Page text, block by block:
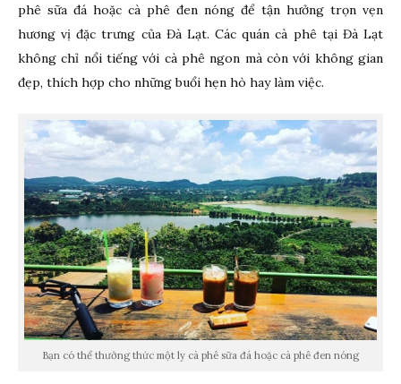
phê sữa đá hoặc cà phê đen nóng để tận hưởng trọn vẹn
hương vị đặc trưng của Đà Lạt. Các quán cà phê tại Đà Lạt
không chỉ nổi tiếng với cà phê ngon mà còn với không gian
đẹp, thích hợp cho những buổi hẹn hò hay làm việc.
Bạn có thể thưởng thức một ly cà phê sữa đá hoặc cà phê đen nóng